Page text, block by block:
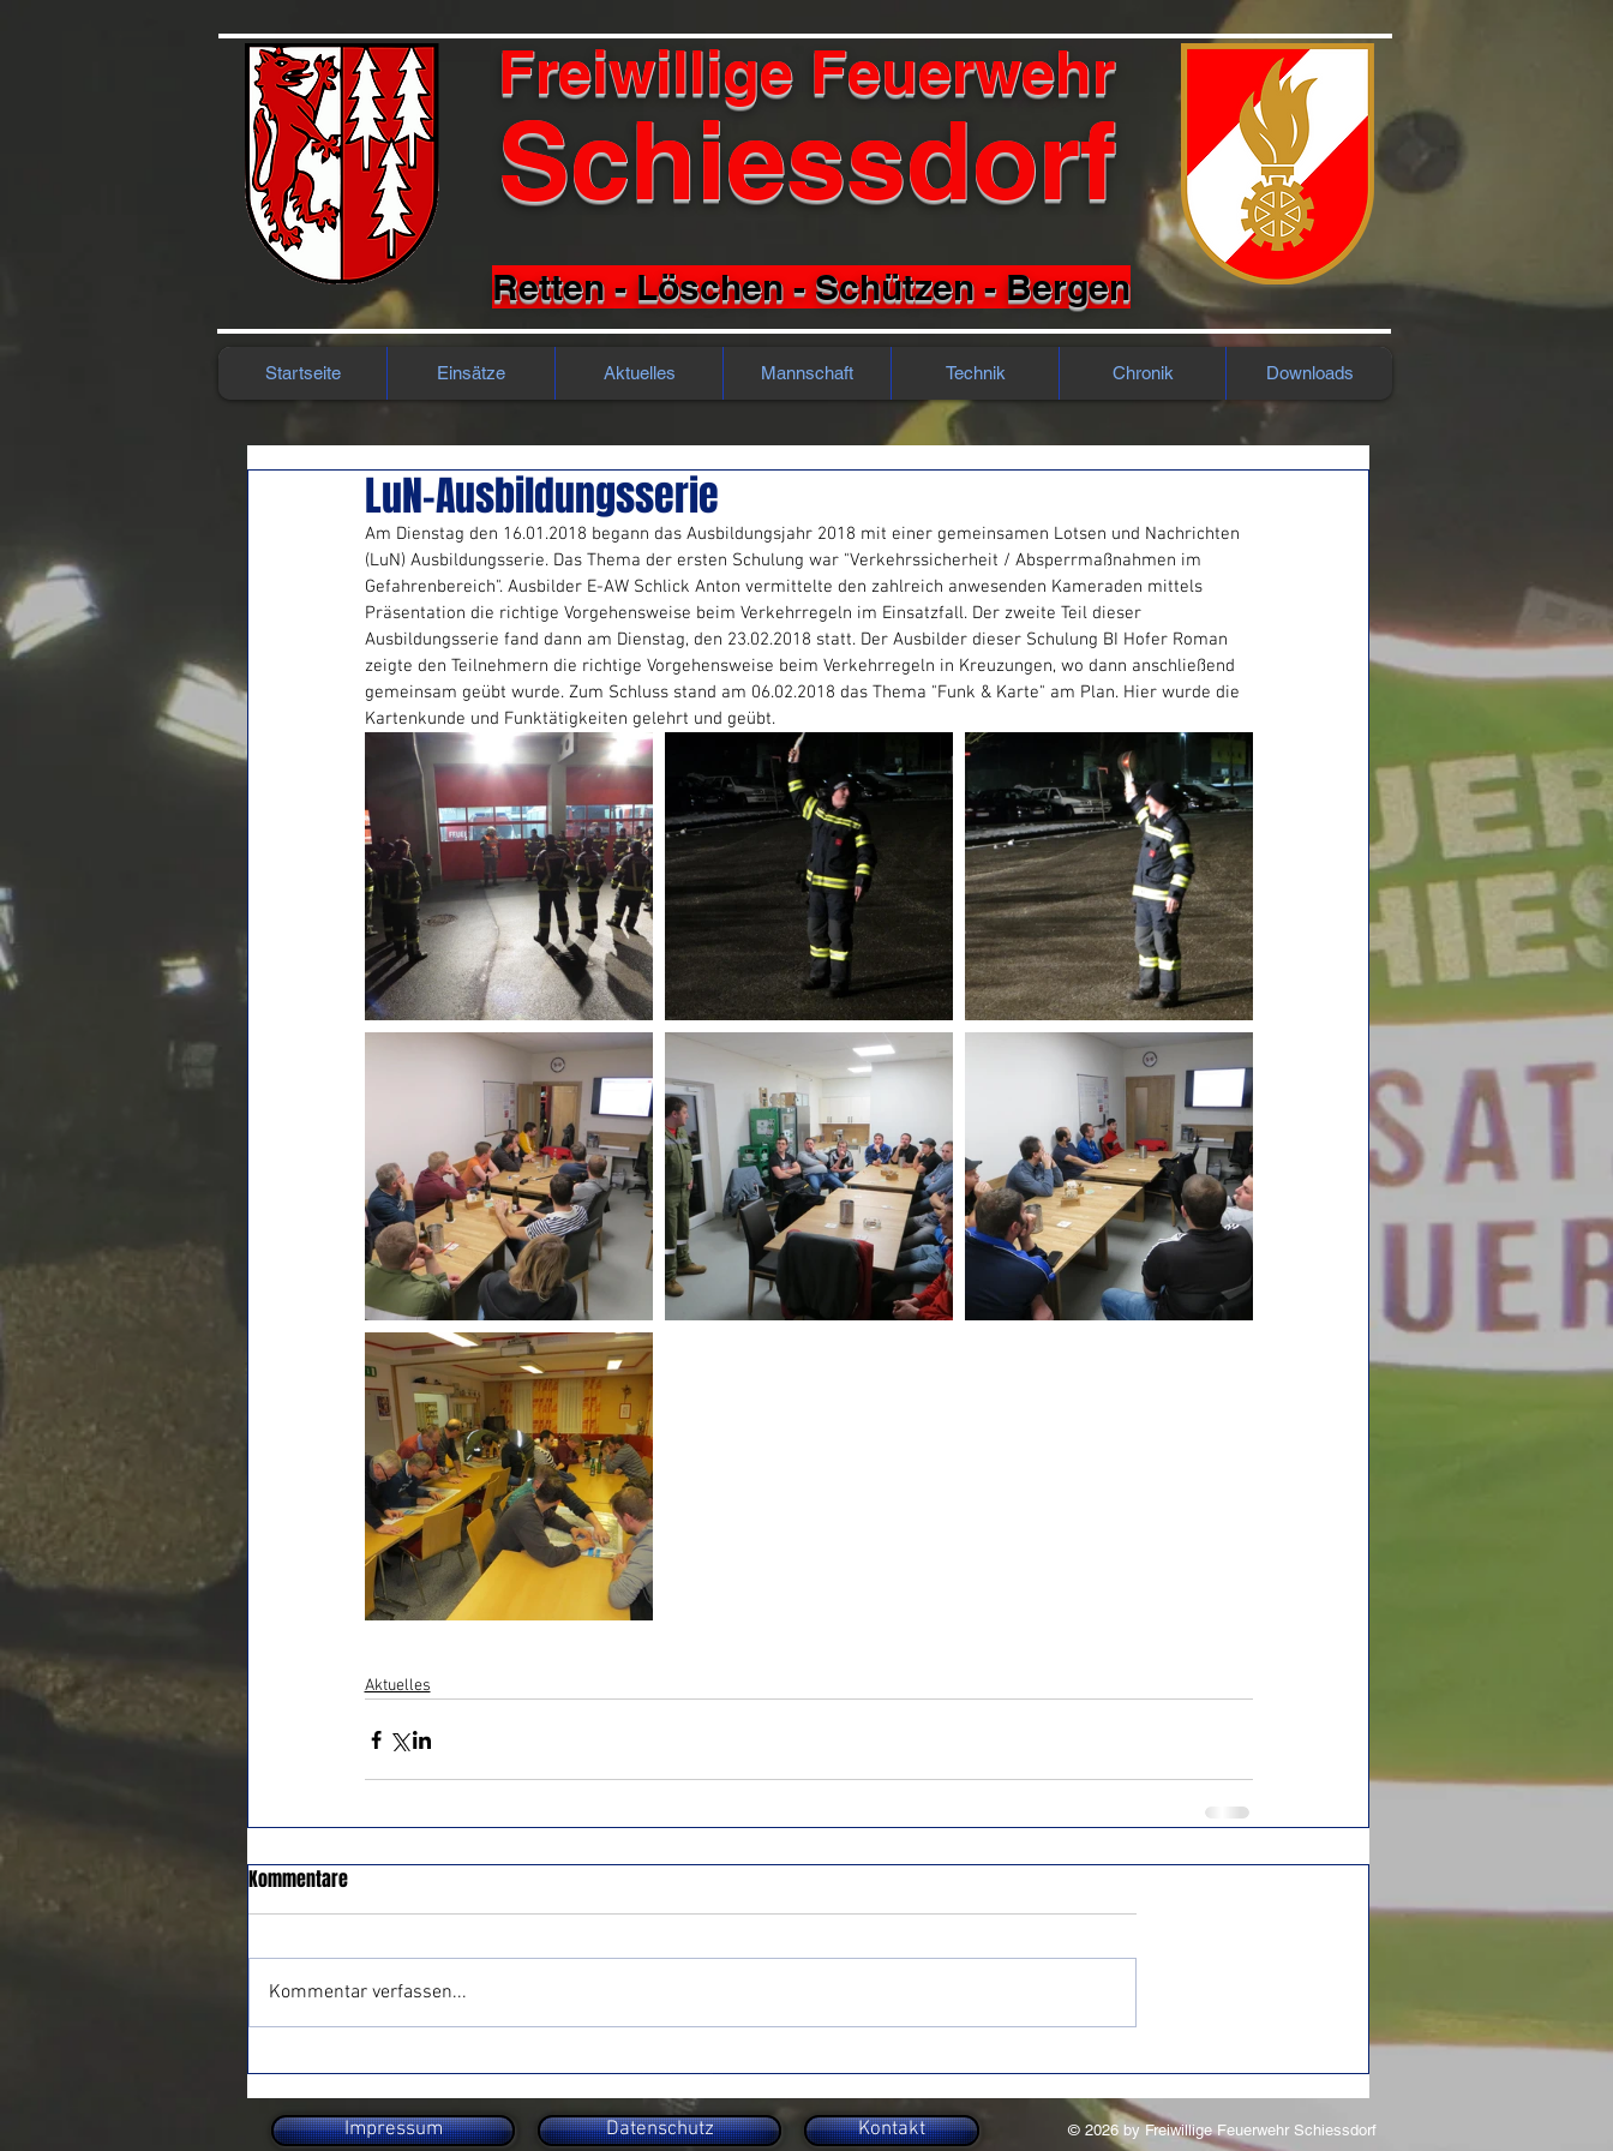
Freiwillige Feuerwehr
Schiessdorf
Retten - Löschen - Schützen - Bergen
Startseite Einsätze Aktuelles Mannschaft Technik Chronik Downloads
LuN-Ausbildungsserie
Am Dienstag den 16.01.2018 begann das Ausbildungsjahr 2018 mit einer gemeinsamen Lotsen und Nachrichten
(LuN) Ausbildungsserie. Das Thema der ersten Schulung war "Verkehrssicherheit / Absperrmaßnahmen im
Gefahrenbereich". Ausbilder E-AW Schlick Anton vermittelte den zahlreich anwesenden Kameraden mittels
Präsentation die richtige Vorgehensweise beim Verkehrregeln im Einsatzfall. Der zweite Teil dieser
Ausbildungsserie fand dann am Dienstag, den 23.02.2018 statt. Der Ausbilder dieser Schulung BI Hofer Roman
zeigte den Teilnehmern die richtige Vorgehensweise beim Verkehrregeln in Kreuzungen, wo dann anschließend
gemeinsam geübt wurde. Zum Schluss stand am 06.02.2018 das Thema "Funk & Karte" am Plan. Hier wurde die
Kartenkunde und Funktätigkeiten gelehrt und geübt.
Aktuelles
Kommentare
Kommentar verfassen...
Impressum Datenschutz Kontakt © 2026 by Freiwillige Feuerwehr Schiessdorf